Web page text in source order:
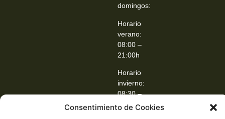
Consentimiento de Cookies
domingos:
Horario
verano:
08:00 –
21:00h
Horario
invierno:
08:30 –
21:00h